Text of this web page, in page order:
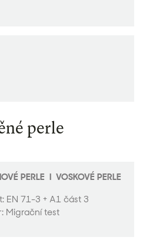
perle
PERLE I VOSKOVÉ PERLE
EN 71-3 + A1 část 3
Migrační test